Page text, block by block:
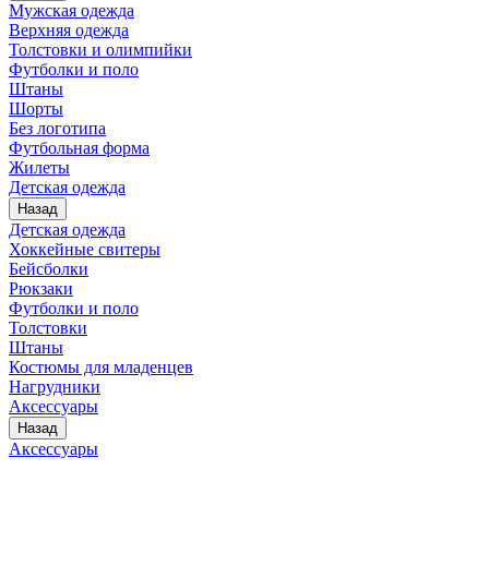
Мужская одежда
Верхняя одежда
Толстовки и олимпийки
Футболки и поло
Штаны
Шорты
Без логотипа
Футбольная форма
Жилеты
Детская одежда
Назад
Детская одежда
Хоккейные свитеры
Бейсболки
Рюкзаки
Футболки и поло
Толстовки
Штаны
Костюмы для младенцев
Нагрудники
Аксессуары
Назад
Аксессуары